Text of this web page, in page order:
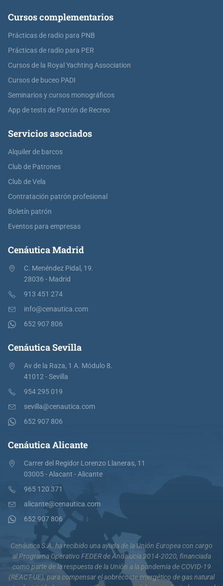
Cursos complementarios
Prácticas de radio para PNB
Prácticas de radio para PER
Cursos de la Royal Yachting Association
Cursos de buceo PADI
Seminarios y cursos monográficos
App de tests de Patrón de Recreo
Servicios asociados
Alquiler de barcos
Club de Patrones
Club de Vela
Contratación patrón profesional
Boletín patrón
Eventos para empresas
Cenáutica Madrid
C. Menéndez Pidal, 19.
28036 - Madrid
913 451 274
info@cenautica.com
652 907 806
Cenáutica Sevilla
Av de la Raza, 1 A. Módulo 8.
41012 - Sevilla
954 295 019
sevilla@cenautica.com
652 907 806
Cenáutica Alicante
Carrer del Regidor Lorenzo Llaneras, 11
03005 - Alacant - Alicante
965 120 371
alicante@cenautica.com
652 907 806
Cenáutica S.A. ha recibido una ayuda de la Unión Europea con cargo
al Programa Operativo FEDER de Andalucía 2014-2020, financiada
como parte de la respuesta de la Unión a la pandemia de COVID-19
(REACT-UE), para compensar el sobrecoste energético de gas natural